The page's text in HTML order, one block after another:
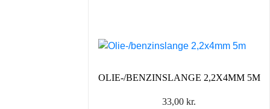
OLIE-/BENZINSLANGE 2,2X4MM 5M
33,00 kr.